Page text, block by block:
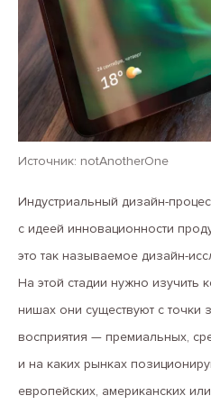
Индустриальный дизайн-
с идеей инновационности
это так называемое дизайн-
На этой стадии нужно изучить
нишах они существуют с точки
восприятия — премиальных,
и на каких рынках
европейских, американских
Источник: notAnotherOne